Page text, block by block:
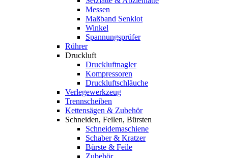
Messen
Maßband Senklot
Winkel
Spannungsprüfer
Rührer
Druckluft
Druckluftnagler
Kompressoren
Druckluftschläuche
Verlegewerkzeug
Trennscheiben
Kettensägen & Zubehör
Schneiden, Feilen, Bürsten
Schneidemaschiene
Schaber & Kratzer
Bürste & Feile
Zubehör